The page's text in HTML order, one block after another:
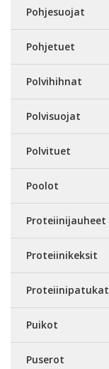
Pohjesuojat
Pohjetuet
Polvihihnat
Polvisuojat
Polvituet
Poolot
Proteiinijauheet
Proteiinikeksit
Proteiinipatukat
Puikot
Puserot